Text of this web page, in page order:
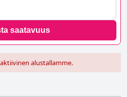
saatavuus
alustallamme.